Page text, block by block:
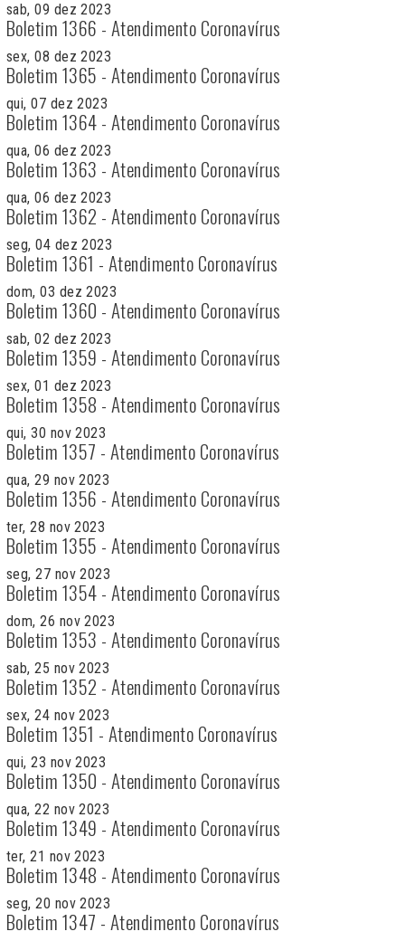
sab, 09 dez 2023
Boletim 1366 - Atendimento Coronavírus
sex, 08 dez 2023
Boletim 1365 - Atendimento Coronavírus
qui, 07 dez 2023
Boletim 1364 - Atendimento Coronavírus
qua, 06 dez 2023
Boletim 1363 - Atendimento Coronavírus
qua, 06 dez 2023
Boletim 1362 - Atendimento Coronavírus
seg, 04 dez 2023
Boletim 1361 - Atendimento Coronavírus
dom, 03 dez 2023
Boletim 1360 - Atendimento Coronavírus
sab, 02 dez 2023
Boletim 1359 - Atendimento Coronavírus
sex, 01 dez 2023
Boletim 1358 - Atendimento Coronavírus
qui, 30 nov 2023
Boletim 1357 - Atendimento Coronavírus
qua, 29 nov 2023
Boletim 1356 - Atendimento Coronavírus
ter, 28 nov 2023
Boletim 1355 - Atendimento Coronavírus
seg, 27 nov 2023
Boletim 1354 - Atendimento Coronavírus
dom, 26 nov 2023
Boletim 1353 - Atendimento Coronavírus
sab, 25 nov 2023
Boletim 1352 - Atendimento Coronavírus
sex, 24 nov 2023
Boletim 1351 - Atendimento Coronavírus
qui, 23 nov 2023
Boletim 1350 - Atendimento Coronavírus
qua, 22 nov 2023
Boletim 1349 - Atendimento Coronavírus
ter, 21 nov 2023
Boletim 1348 - Atendimento Coronavírus
seg, 20 nov 2023
Boletim 1347 - Atendimento Coronavírus